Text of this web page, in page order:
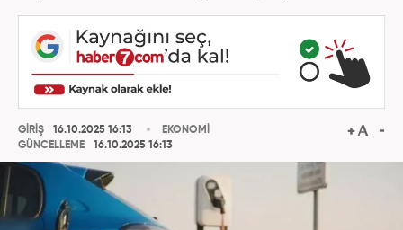
GİRİŞ
16.10.2025 16:13
GÜNCELLEME
16.10.2025 16:13
EKONOMİ